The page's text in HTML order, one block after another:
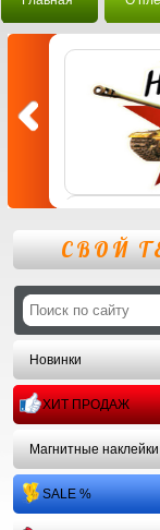
СВОЙ
Новинки
ХИТ ПРОДАЖ
Магнитные наклейки
SALE %